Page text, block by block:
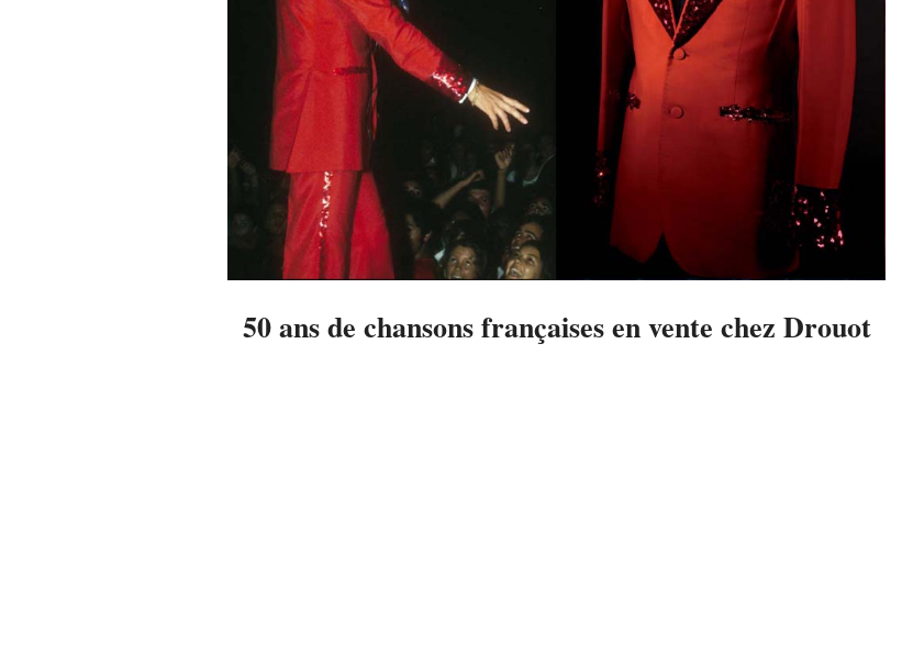
50 ans de chansons françaises en vente chez Drouot